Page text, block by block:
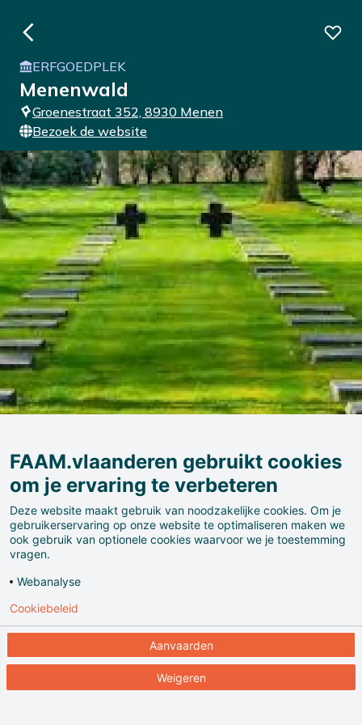
ERFGOEDPLEK
Menenwald
Groenestraat 352, 8930 Menen
Bezoek de website
Het kerkhof telde ruim 6430 Duitse graven op het
einde van de oorlog. In de periode 1955-1959 werden
de 128 Duitse kerkhoven in West-Vlaanderen herleid
tot vier grote rustplaatsen (Hooglede, Langemark,
Menen en Vladslo) en een kleiner in Zeebrugge.
Menenwald werd de grootste begraafplaats van de
provincie zowel qua oppervlakte als qua aantal
begraven personen (48.049 militairen die bijna
FAAM.vlaanderen gebruikt cookies
om je ervaring te verbeteren
Deze website maakt gebruik van noodzakelijke cookies. Om je
gebruikerservaring op onze website te optimaliseren maken we
ook gebruik van optionele cookies waarvoor we je toestemming
vragen.
Webanalyse
Aanvaarden
Weigeren
Cookiebeleid